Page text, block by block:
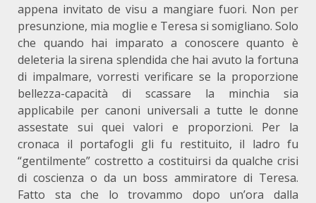
appena invitato de visu a mangiare fuori. Non per
presunzione, mia moglie e Teresa si somigliano. Solo
che quando hai imparato a conoscere quanto è
deleteria la sirena splendida che hai avuto la fortuna
di impalmare, vorresti verificare se la proporzione
bellezza-capacità di scassare la minchia sia
applicabile per canoni universali a tutte le donne
assestate sui quei valori e proporzioni. Per la
cronaca il portafogli gli fu restituito, il ladro fu
“gentilmente” costretto a costituirsi da qualche crisi
di coscienza o da un boss ammiratore di Teresa.
Fatto sta che lo trovammo dopo un’ora dalla